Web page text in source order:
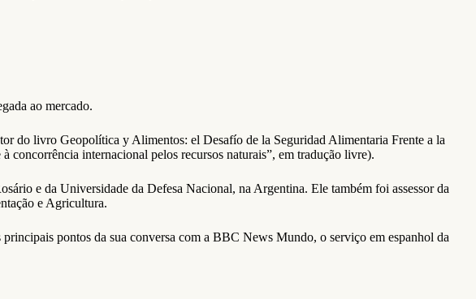
ao mercado.
do livro Geopolítica y Alimentos: el Desafío de la Seguridad Alimentaria Frente a la
concorrência internacional pelos recursos naturais”, em tradução livre).
e da Universidade da Defesa Nacional, na Argentina. Ele também foi assessor da
e Agricultura.
pontos da sua conversa com a BBC News Mundo, o serviço em espanhol da